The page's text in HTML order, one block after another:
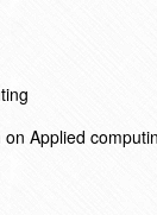
Applied